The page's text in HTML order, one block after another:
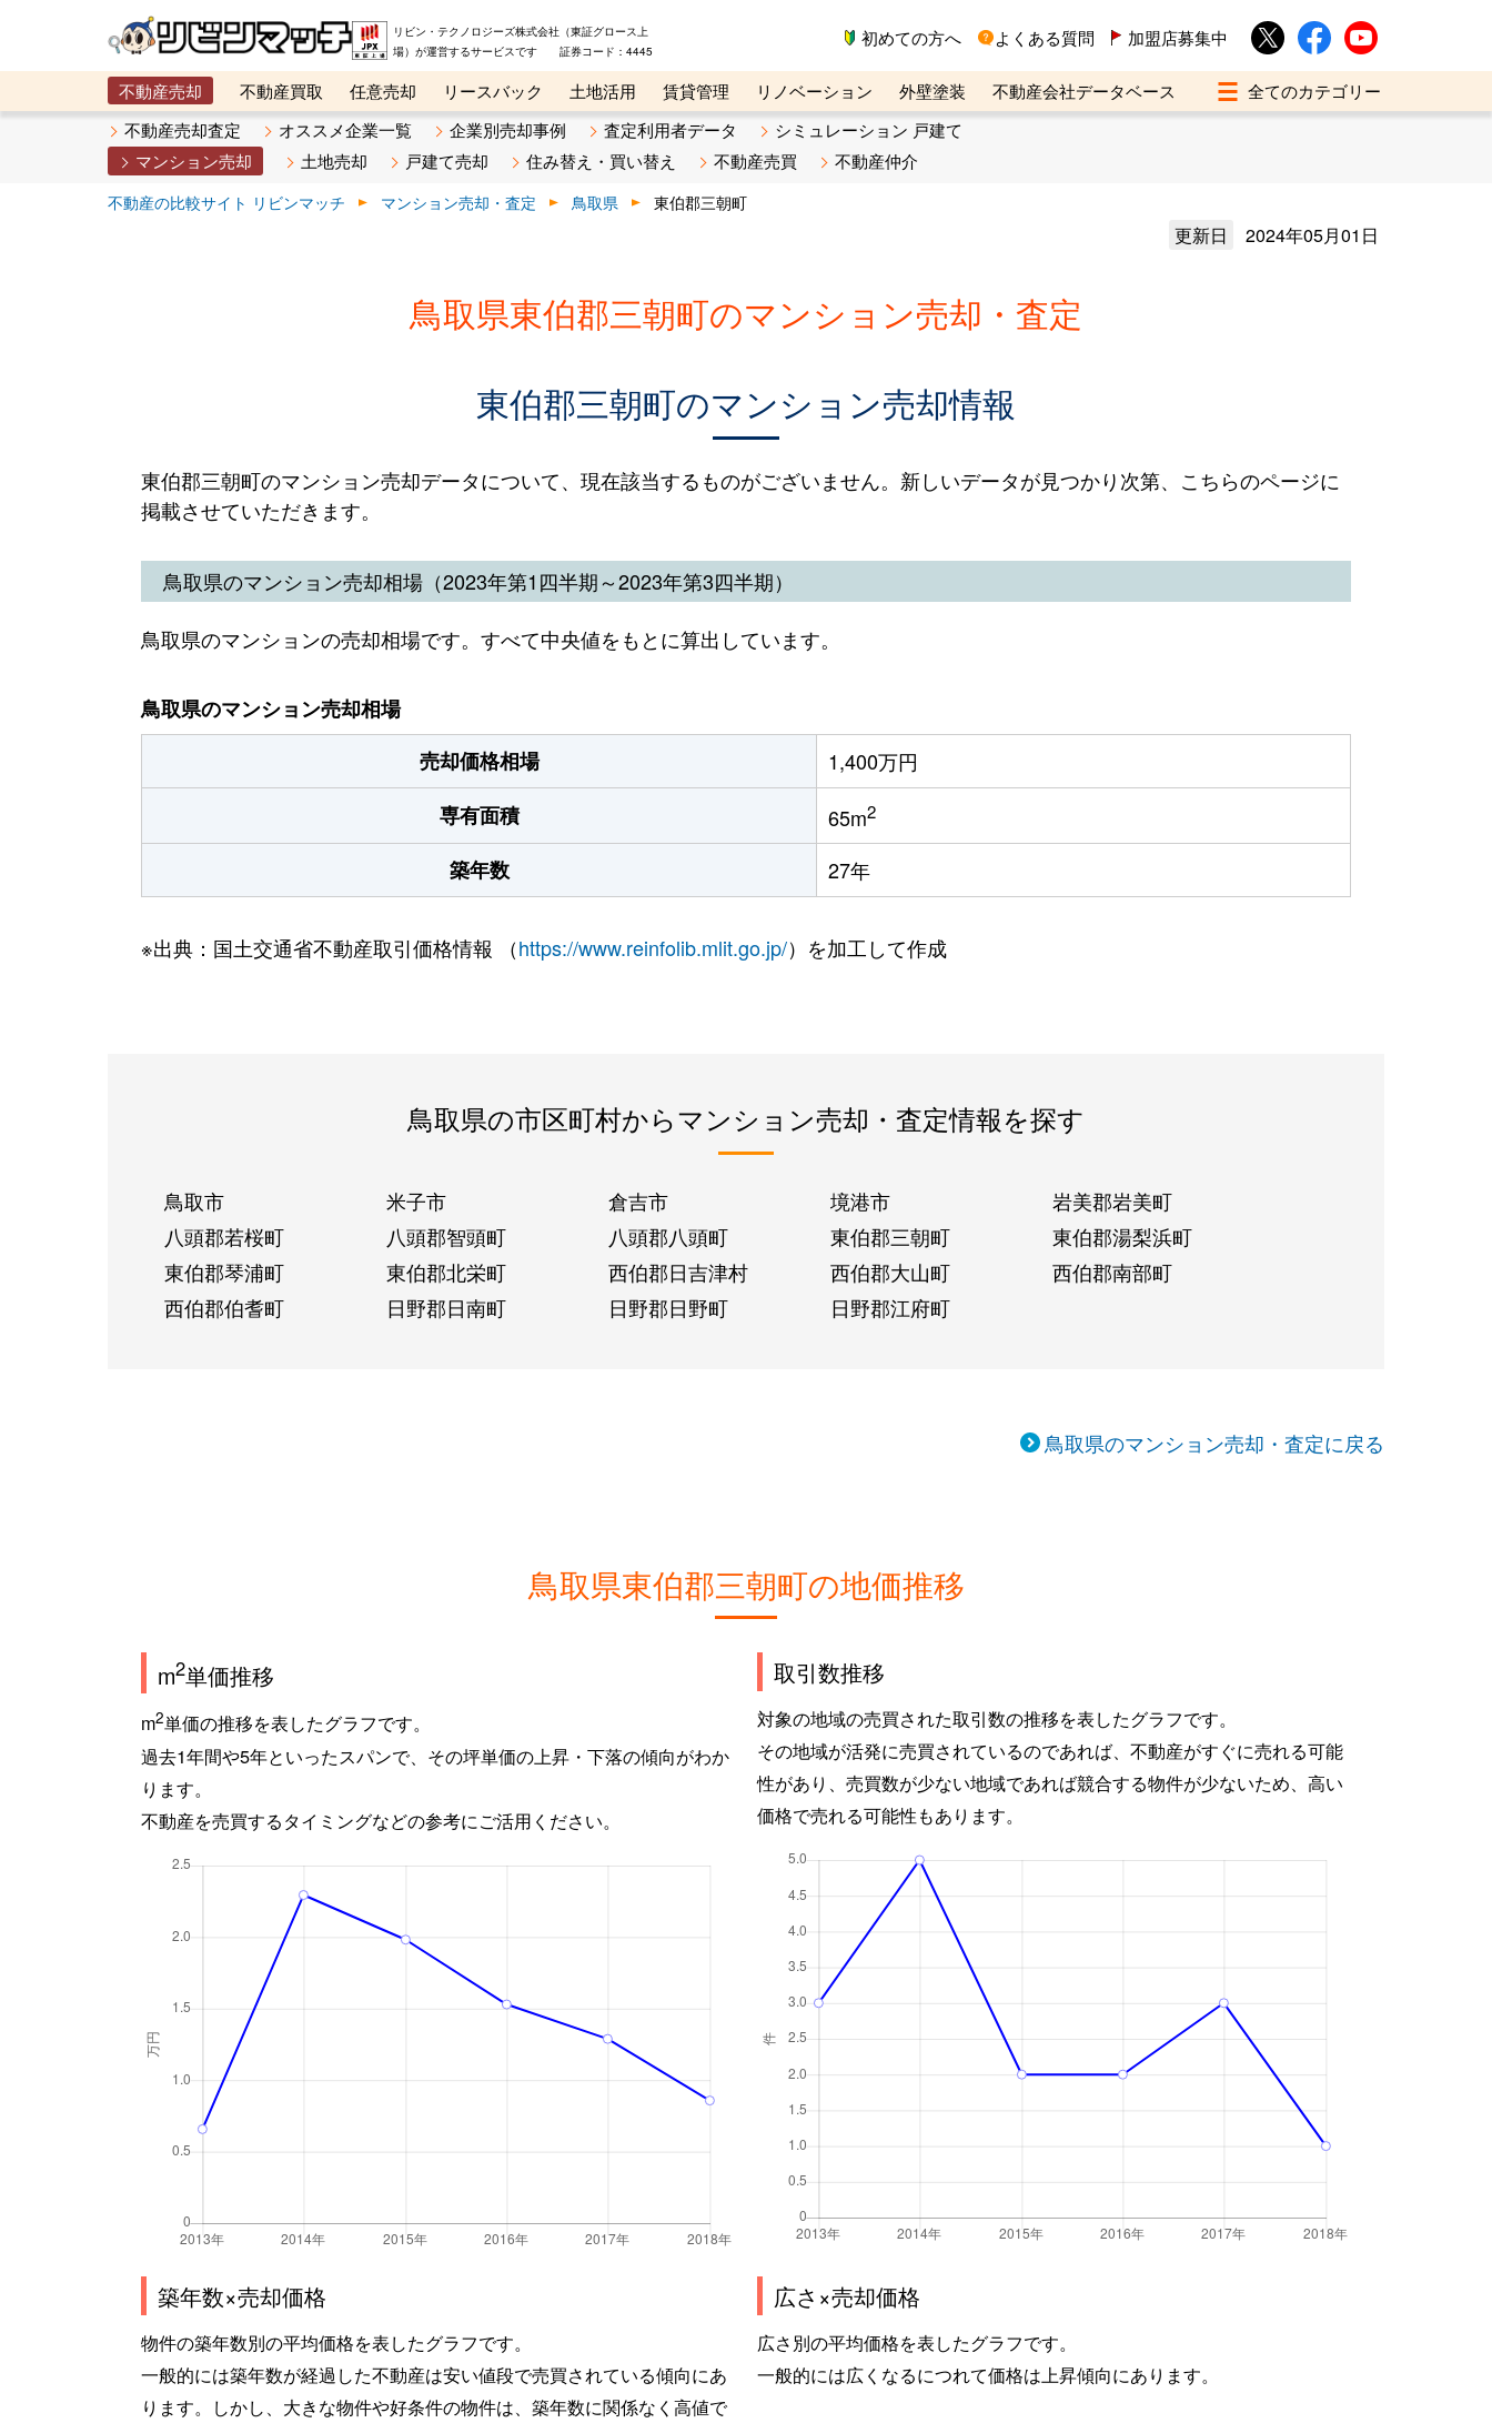
リビン・テクノロジーズ株式会社（東証グロース上
場）が運営するサービスです 証券コード：4445
初めての方へ よくある質問 加盟店募集中
不動産売却 不動産買取 任意売却 リースバック 土地活用 賃貸管理 リノベーション 外壁塗装
不動産会社データベース
メタ住宅展示場
ベスト不動産カンパニー オンライン講座 リビンマガジンBiz 不動産売却ご相談デスク
不動産売却査定 オススメ企業一覧 企業別売却事例 査定利用者データ
シミュレーション 戸建て
マンション売却
土地売却 戸建て売却 住み替え・買い替え 不動産売買 不動産仲介
不動産の比較サイト リビンマッチ マンション売却・査定 鳥取県 東伯郡三朝町
更新日 2024年05月01日
鳥取県東伯郡三朝町のマンション売却・査定
東伯郡三朝町のマンション売却情報
東伯郡三朝町のマンション売却データについて、現在該当するものがございません。新しいデータが見つかり次第、こちらのページに
掲載させていただきます。
鳥取県のマンション売却相場（2023年第1四半期～2023年第3四半期）
鳥取県のマンションの売却相場です。すべて中央値をもとに算出しています。
鳥取県のマンション売却相場
売却価格相場
1,400万円
専有面積
65m2
築年数 27年
※出典：国土交通省不動産取引価格情報 （https://www.reinfolib.mlit.go.jp/）を加工して作成
鳥取県の市区町村からマンション売却・査定情報を探す
鳥取市 米子市 倉吉市 境港市
岩美郡岩美町
八頭郡若桜町
八頭郡智頭町 八頭郡八頭町 東伯郡三朝町
東伯郡湯梨浜町
東伯郡琴浦町
東伯郡北栄町 西伯郡日吉津村 西伯郡大山町
西伯郡南部町
西伯郡伯耆町
日野郡日南町 日野郡日野町 日野郡江府町
鳥取県のマンション売却・査定に戻る
鳥取県東伯郡三朝町の地価推移
m2単価推移
m2単価の推移を表したグラフです。
過去1年間や5年といったスパンで、その坪単価の上昇・下落の傾向がわか
ります。
不動産を売買するタイミングなどの参考にご活用ください。
取引数推移
対象の地域の売買された取引数の推移を表したグラフです。
その地域が活発に売買されているのであれば、不動産がすぐに売れる可能
性があり、売買数が少ない地域であれば競合する物件が少ないため、高い
価格で売れる可能性もあります。
築年数×売却価格
物件の築年数別の平均価格を表したグラフです。
一般的には築年数が経過した不動産は安い値段で売買されている傾向にあ
ります。しかし、大きな物件や好条件の物件は、築年数に関係なく高値で
広さ×売却価格
広さ別の平均価格を表したグラフです。
一般的には広くなるにつれて価格は上昇傾向にあります。